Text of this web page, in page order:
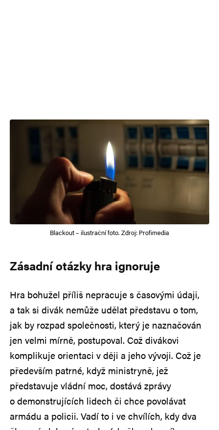
Blackout – ilustrační foto. Zdroj: Profimedia
Zásadní otázky hra ignoruje
Hra bohužel příliš nepracuje s časovými údaji,
a tak si divák nemůže udělat představu o tom,
jak by rozpad společnosti, který je naznačován
jen velmi mírně, postupoval. Což divákovi
komplikuje orientaci v ději a jeho vývoji. Což je
především patrné, když ministryně, jež
představuje vládní moc, dostává zprávy
o demonstrujících lidech či chce povolávat
armádu a policii. Vadí to i ve chvílích, kdy dva